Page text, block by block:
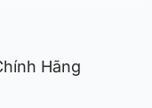
Hãng